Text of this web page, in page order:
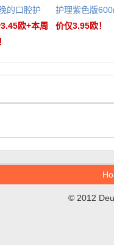
的口腔护
欧+本周
护理紫色版
价仅3.95欧！
© 2012